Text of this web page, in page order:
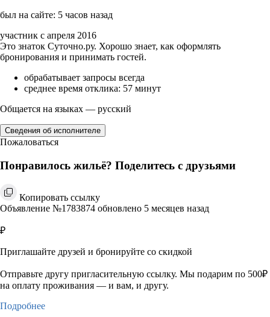
был на сайте: 5 часов назад
участник с апреля 2016
Это знаток Суточно.ру. Хорошо знает, как оформлять
бронирования и принимать гостей.
обрабатывает запросы всегда
среднее время отклика: 57 минут
Общается на языках — русский
Сведения об исполнителе
Пожаловаться
Понравилось жильё? Поделитесь с друзьями
Копировать ссылку
Объявление №1783874 обновлено 5 месяцев назад
₽
Приглашайте друзей и бронируйте со скидкой
Отправьте другу пригласительную ссылку. Мы подарим по 500₽
на оплату проживания — и вам, и другу.
Подробнее